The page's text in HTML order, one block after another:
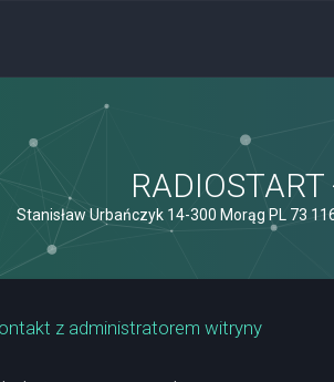
Stanisław Urbańczyk 14-300 Morąg PL 73
z administratorem witryny